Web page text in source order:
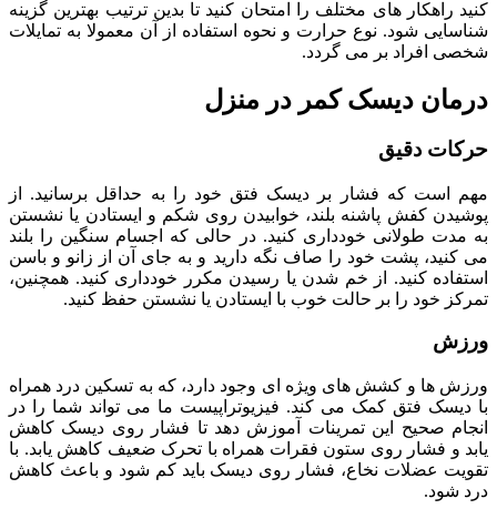
کنید راهکار های مختلف را امتحان کنید تا بدین ترتیب بهترین گزینه
شناسایی شود. نوع حرارت و نحوه استفاده از آن معمولا به تمایلات
شخصی افراد بر می گردد.
درمان دیسک کمر در منزل
حرکات دقیق
مهم است که فشار بر دیسک فتق خود را به حداقل برسانید. از
پوشیدن کفش پاشنه بلند، خوابیدن روی شکم و ایستادن یا نشستن
به مدت طولانی خودداری کنید. در حالی که اجسام سنگین را بلند
می کنید، پشت خود را صاف نگه دارید و به جای آن از زانو و باسن
استفاده کنید. از خم شدن یا رسیدن مکرر خودداری کنید. همچنین،
تمرکز خود را بر حالت خوب با ایستادن یا نشستن حفظ کنید.
ورزش
ورزش ها و کشش های ویژه ای وجود دارد، که به تسکین درد همراه
با دیسک فتق کمک می کند. فیزیوتراپیست ما می تواند شما را در
انجام صحیح این تمرینات آموزش دهد تا فشار روی دیسک کاهش
یابد و فشار روی ستون فقرات همراه با تحرک ضعیف کاهش یابد. با
تقویت عضلات نخاع، فشار روی دیسک باید کم شود و باعث کاهش
درد شود.